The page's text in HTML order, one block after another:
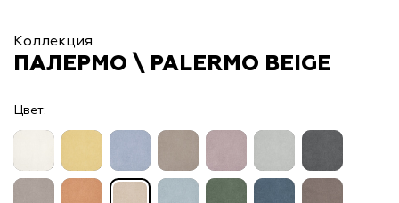
Коллекция
ПАЛЕРМО \ PALERMO BEIGE
Цвет: